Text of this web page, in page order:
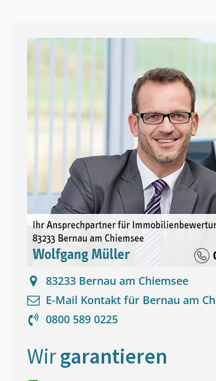
83233 Bernau am Chiemsee
E-Mail Kontakt für Bernau am
0800 589 0225
Wirgarantieren